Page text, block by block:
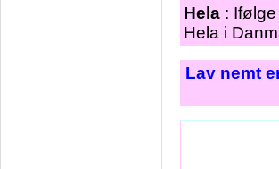
Hela :
Hela i
Lav nemt